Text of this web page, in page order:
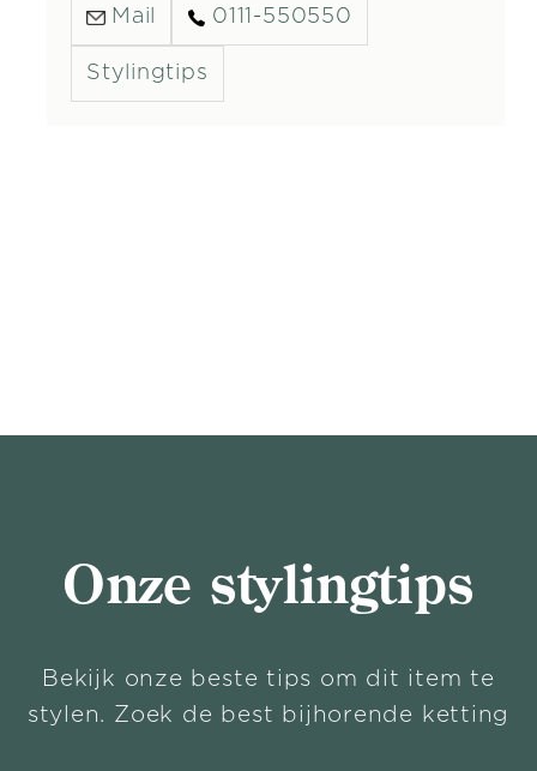
Mail 0111-550550
Stylingtips
Onze stylingtips
Bekijk onze beste tips om dit item te
stylen. Zoek de best bijhorende ketting